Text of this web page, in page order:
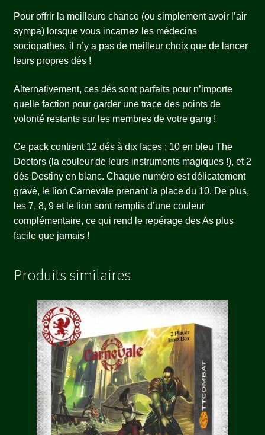
Pour offrir la meilleure chance (ou simplement avoir l’air
sympa) lorsque vous incarnez les médecins
sociopathes, il n’y a pas de meilleur choix que de lancer
leurs propres dés !
Alternativement, ces dés sont parfaits pour n’importe
quelle faction pour garder une trace des points de
volonté restants sur les membres de votre gang !
Ce pack contient 12 dés à dix faces ; 10 en bleu The
Doctors (la couleur de leurs instruments magiques !), et 2
dés Destiny en blanc. Chaque numéro est délicatement
gravé, le lion Carnevale prenant la place du 10. De plus,
les 7, 8, 9 et le lion sont remplis d’une couleur
complémentaire, ce qui rend le repérage des As plus
facile que jamais !
Produits similaires